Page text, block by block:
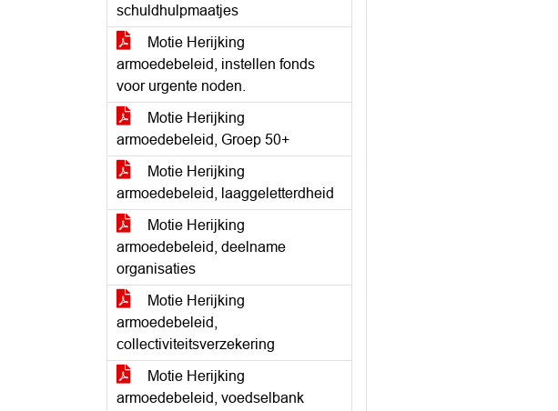
schuldhulpmaatjes
Motie Herijking
armoedebeleid, instellen fonds
voor urgente noden.
Motie Herijking
armoedebeleid, Groep 50+
Motie Herijking
armoedebeleid, laaggeletterdheid
Motie Herijking
armoedebeleid, deelname
organisaties
Motie Herijking
armoedebeleid,
collectiviteitsverzekering
Motie Herijking
armoedebeleid, voedselbank